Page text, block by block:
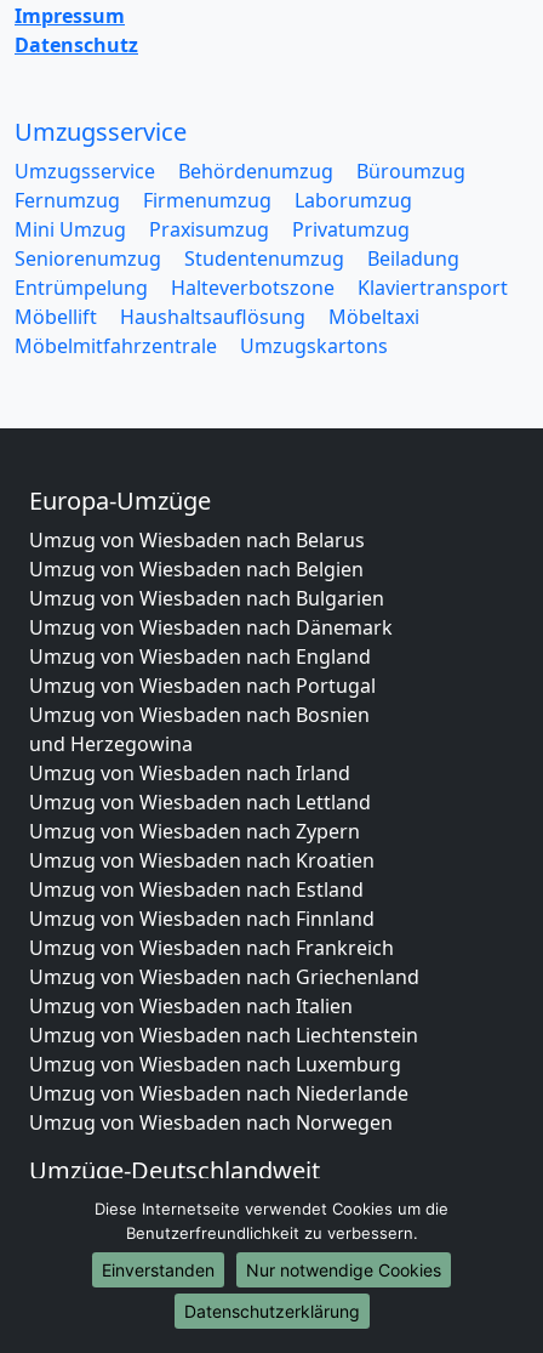
Impressum
Datenschutz
Umzugsservice
Umzugsservice Behördenumzug
Büroumzug
Fernumzug
Firmenumzug
Laborumzug
Mini Umzug
Praxisumzug
Privatumzug
Seniorenumzug
Studentenumzug
Beiladung
Entrümpelung
Halteverbotszone
Klaviertransport
Möbellift
Haushaltsauflösung
Möbeltaxi
Möbelmitfahrzentrale
Umzugskartons
Europa-Umzüge
Umzug von Wiesbaden nach Belarus
Umzug von Wiesbaden nach Belgien
Umzug von Wiesbaden nach Bulgarien
Umzug von Wiesbaden nach Dänemark
Umzug von Wiesbaden nach England
Umzug von Wiesbaden nach Portugal
Umzug von Wiesbaden nach Bosnien
und Herzegowina
Umzug von Wiesbaden nach Irland
Umzug von Wiesbaden nach Lettland
Umzug von Wiesbaden nach Zypern
Umzug von Wiesbaden nach Kroatien
Umzug von Wiesbaden nach Estland
Umzug von Wiesbaden nach Finnland
Umzug von Wiesbaden nach Frankreich
Umzug von Wiesbaden nach Griechenland
Umzug von Wiesbaden nach Italien
Umzug von Wiesbaden nach Liechtenstein
Umzug von Wiesbaden nach Luxemburg
Umzug von Wiesbaden nach Niederlande
Umzug von Wiesbaden nach Norwegen
Umzüge-Deutschlandweit
Umzug von Wiesbaden nach Berlin
Umzug von Wiesbaden nach Hamburg
Umzug von Wiesbaden nach München
Umzug von Wiesbaden nach Köln
Umzug von Wiesbaden nach Frankfurt am Main
Diese Internetseite verwendet Cookies um die
Benutzerfreundlichkeit zu verbessern.
Einverstanden
Nur notwendige Cookies
Datenschutzerklärung